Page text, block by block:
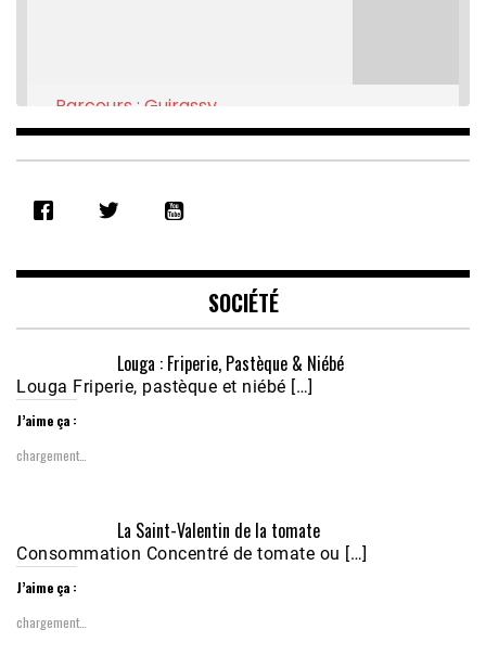
RSS FEED
EMBED
Parcours : Guirassy
Feb 16, 2021 • 28:08
Nobana (Podologue)
Feb 24, 2021 • 28mn
SOCIÉTÉ
Louga : Friperie, Pastèque & Niébé
Louga Friperie, pastèque et niébé […]
J’aime ça :
chargement…
La Saint-Valentin de la tomate
Consommation Concentré de tomate ou […]
J’aime ça :
chargement…